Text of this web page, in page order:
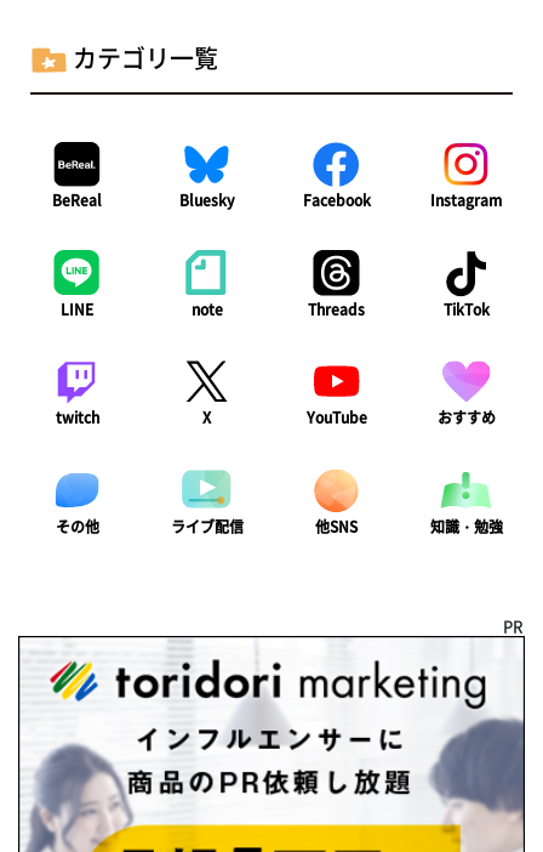
カテゴリ一覧
BeReal Bluesky Facebook Instagram
LINE note Threads TikTok
twitch X YouTube おすすめ
その他 ライブ配信 他SNS 知識・勉強
PR